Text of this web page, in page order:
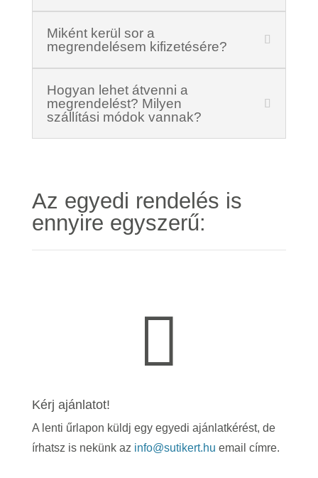
Miként kerül sor a
megrendelésem kifizetésére?
Hogyan lehet átvenni a
megrendelést? Milyen
szállítási módok vannak?
Az egyedi rendelés is
ennyire egyszerű:

Kérj ajánlatot!
A lenti űrlapon küldj egy egyedi ajánlatkérést, de
írhatsz is nekünk az info@sutikert.hu email címre.